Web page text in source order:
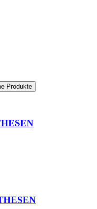
Produkte